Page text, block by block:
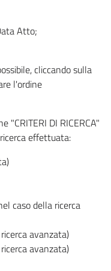
Atto;
cliccando sulla
l'ordine
"CRITERI DI RICERCA"
effettuata:
caso della ricerca
avanzata)
avanzata)